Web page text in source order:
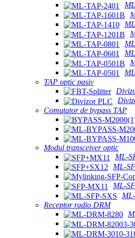
TAP optic pasiv
Comutator de bypass TAP
Modul transceiver optic
ML-
ML-
ML-
Receptor radio DRM